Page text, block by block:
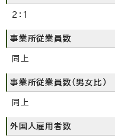
2：1
事業所従業員数
同上
事業所従業員数（男女比）
同上
外国人雇用者数